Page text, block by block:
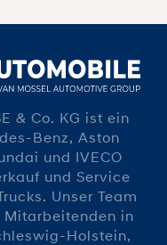
& Co. KG ist ein
Benz, Aston
und IVECO
und Service
Unser Team
Mitarbeitenden in
Holstein,